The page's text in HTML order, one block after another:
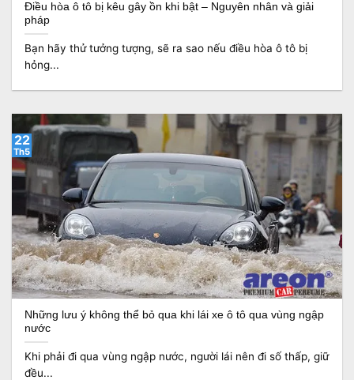
Điều hòa ô tô bị kêu gây ồn khi bật – Nguyên nhân và giải
pháp
Bạn hãy thử tưởng tượng, sẽ ra sao nếu điều hòa ô tô bị
hỏng...
Những lưu ý không thể bỏ qua khi lái xe ô tô qua vùng ngập
nước
Khi phải đi qua vùng ngập nước, người lái nên đi số thấp, giữ
đều...
22
Th5